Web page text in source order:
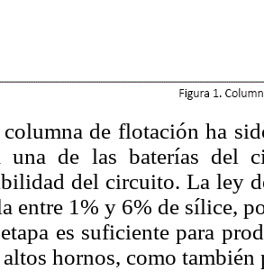
de flotación ha
una de las baterías del
del circuito. La ley
entre 1% y 6% de sílice,
es suficiente para
altos hornos, como